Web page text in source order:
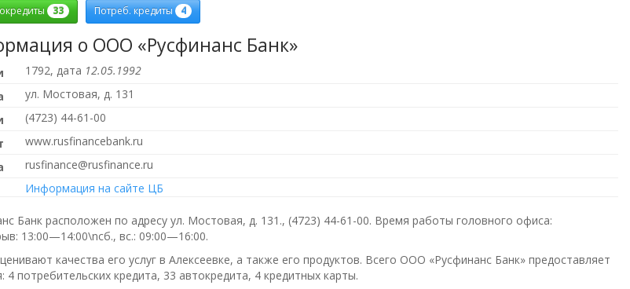
33 Потреб. кредиты 4
о ООО «Русфинанс Банк»
1792, дата 12.05.1992
ул. Мостовая, д. 131
(4723) 44-61-00
www.rusfinancebank.ru
rusfinance@rusfinance.ru
Информация на сайте ЦБ
Банк расположен по адресу ул. Мостовая, д. 131., (4723) 44-61-00. Время работы головного офиса:
13:00—14:00\nсб., вс.: 09:00—16:00.
качества его услуг в Алексеевке, а также его продуктов. Всего ООО «Русфинанс Банк» предоставляет
4 потребительских кредита, 33 автокредита, 4 кредитных карты.